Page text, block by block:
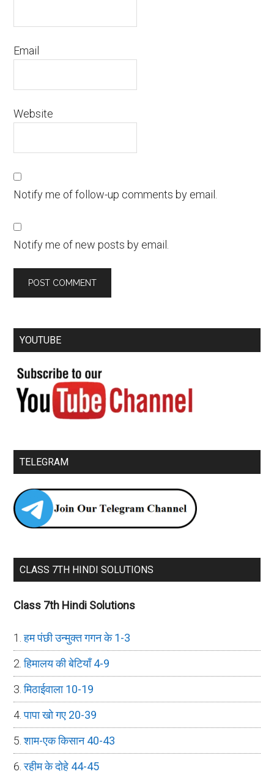
Email
Website
Notify me of follow-up comments by email.
Notify me of new posts by email.
YOUTUBE
TELEGRAM
CLASS 7TH HINDI SOLUTIONS
Class 7th Hindi Solutions
हम पंछी उन्मुक्त गगन के 1-3
हिमालय की बेटियाँ 4-9
मिठाईवाला 10-19
पापा खो गए 20-39
शाम-एक किसान 40-43
रहीम के दोहे 44-45